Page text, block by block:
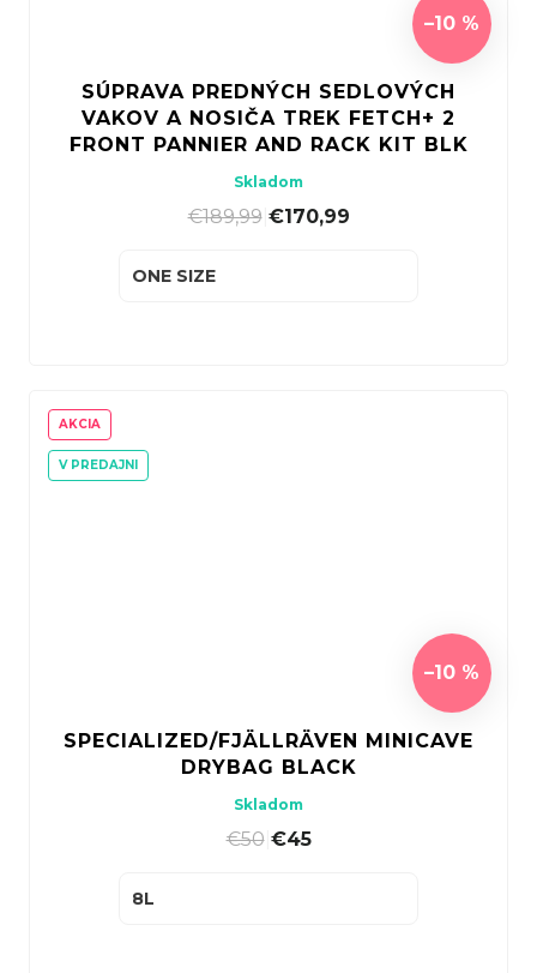
–10 %
SÚPRAVA PREDNÝCH SEDLOVÝCH
VAKOV A NOSIČA TREK FETCH+ 2
FRONT PANNIER AND RACK KIT BLK
Skladom
€189,99| €170,99
ONE SIZE
AKCIA
V PREDAJNI
–10 %
SPECIALIZED/FJÄLLRÄVEN MINICAVE
DRYBAG BLACK
Skladom
€50| €45
8L